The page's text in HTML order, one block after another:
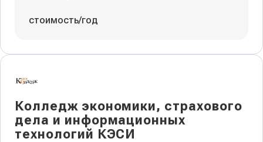
стоимость/год
Колледж экономики, страхового
дела и информационных
технологий КЭСИ